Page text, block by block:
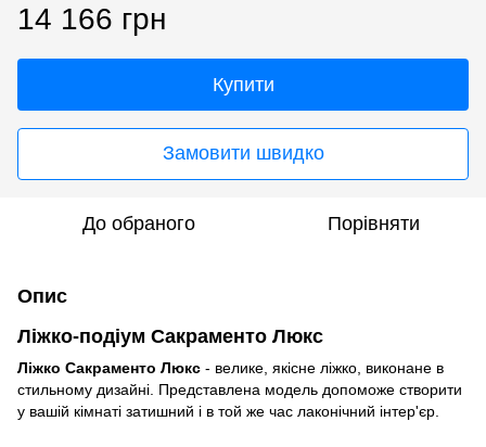
14 166 грн
Купити
Замовити швидко
До обраного Порівняти
Опис
Ліжко-подіум Сакраменто Люкс
Ліжко Сакраменто Люкс - велике, якісне ліжко, виконане в
стильному дизайні. Представлена ​​модель допоможе створити
у вашій кімнаті затишний і в той же час лаконічний інтер'єр.